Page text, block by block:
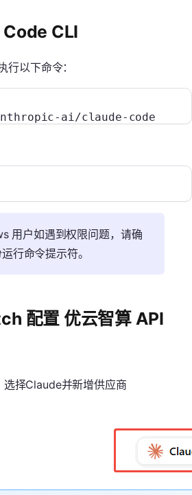
CLI
以下命令：
ai/claude-code
用户如遇到权限问题，请确
行命令提示符。
配置 优云智算 API
择Claude并新增供应商